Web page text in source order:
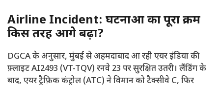
Airline Incident: घटनाओं का पूरा क्रम
किस तरह आगे बढ़ा?
DGCA के अनुसार, मुंबई से अहमदाबाद आ रही एयर इंडिया की
फ़्लाइट AI2493 (VT-TQV) रनवे 23 पर सुरक्षित उतरी। लैंडिंग के
बाद, एयर ट्रैफ़िक कंट्रोल (ATC) ने विमान को टैक्सीवे C, फिर